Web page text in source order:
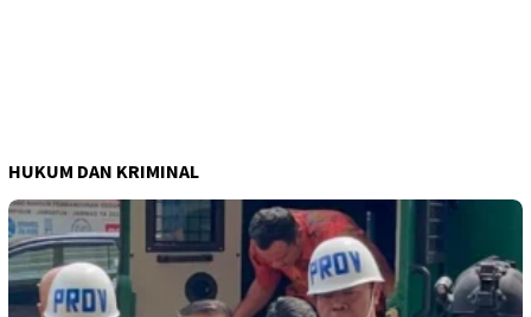
HUKUM DAN KRIMINAL